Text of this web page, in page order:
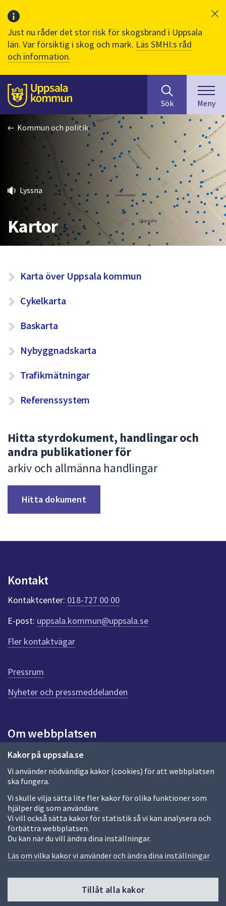
Just nu råder det stor risk för skogsbrand i Uppsala
län. Var försiktig i skog och mark. Läs SMHI:s råd
och information.
Till sidans
huvudinnehåll
efter
innehåll
på
webbplatsen.
När
du
börjar
skriva
i
sökfältet
kommer
sökförslag
att
något
av
Sök Meny
Kakor på uppsala.se
Vi använder nödvändiga kakor (cookies) för att webbplatsen
ska fungera.
Vi skulle vilja sätta lite fler kakor för olika funktioner som
hjälper dig som användare.
Vi vill också sätta kakor för statistik så vi kan analysera och
förbättra webbplatsen.
Du kan när du vill ändra dina inställningar.
Läs om vilka kakor vi använder och ändra dina inställningar
Tillåt alla kakor
Kommun och politik
Lyssna
Kartor
S
i
d
o
r
u
n
e
K
a
r
t
Karta över Uppsala kommun
Cykelkarta
Baskarta
Nybyggnadskarta
Trafikmätningar
Referenssystem
Hitta styrdokument, handlingar och
andra publikationer för
arkiv och allmänna handlingar
Hitta dokument
Kontakt
Kontaktcenter: 018-727 00 00
E-post: uppsala.kommun@uppsala.se
Fler kontaktvägar
Pressrum
Nyheter och pressmeddelanden
Om webbplatsen
Om webbplatsen
Allmänna handlingar och diarium
Behandling av personuppgifter
Kakor
Språk (other languages)
Tillgänglighetsredogörelse
Fler sätt att följa oss